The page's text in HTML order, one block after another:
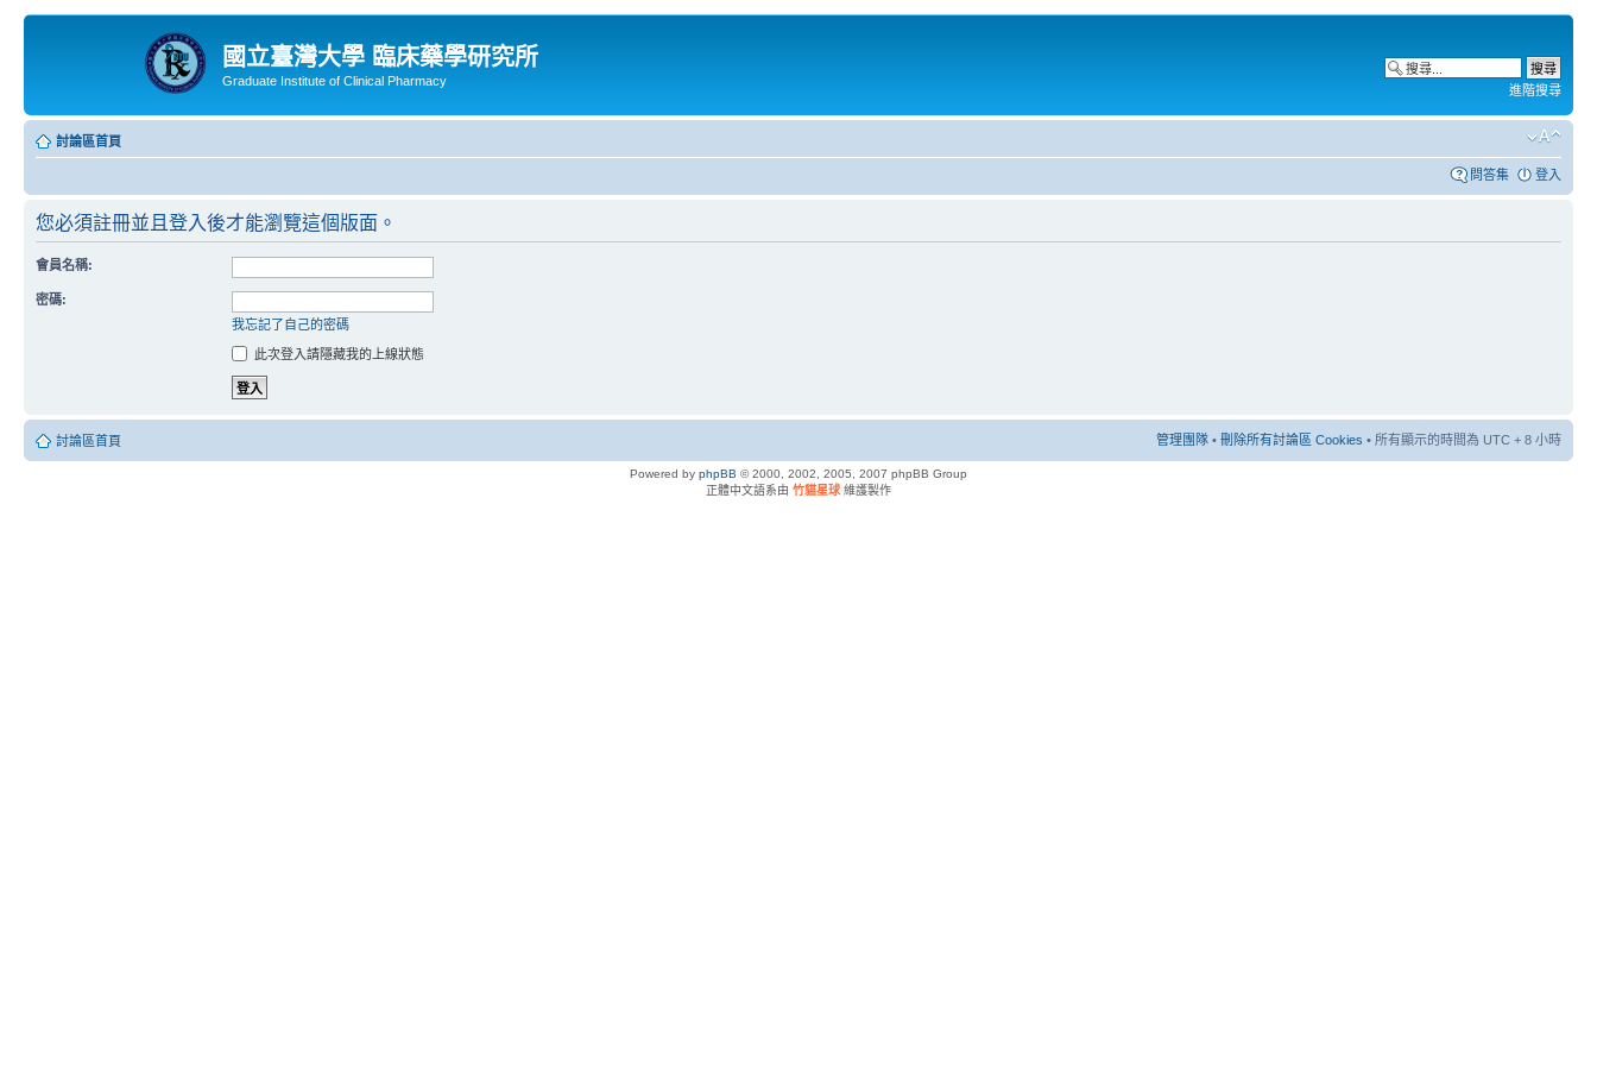
國立臺灣大學 臨床藥學研究所
Graduate Institute of Clinical Pharmacy
進階搜尋
討論區首頁
問答集 登入
您必須註冊並且登入後才能瀏覽這個版面。
會員名稱:
密碼:
我忘記了自己的密碼
此次登入請隱藏我的上線狀態
討論區首頁 管理團隊 • 刪除所有討論區 Cookies • 所有顯示的時間為 UTC + 8 小時
Powered by phpBB © 2000, 2002, 2005, 2007 phpBB Group
正體中文語系由 竹貓星球 維護製作